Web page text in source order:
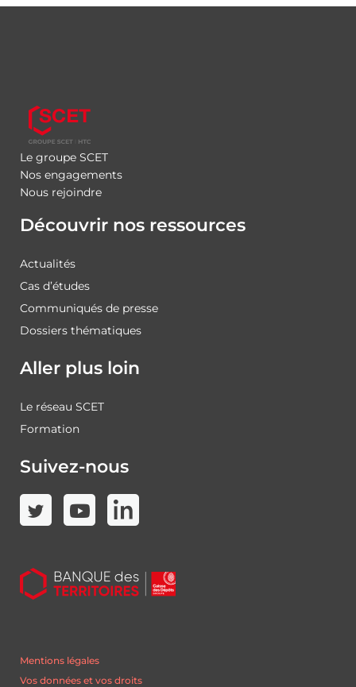
Le groupe SCET
Nos engagements
Nous rejoindre
Découvrir nos ressources
Actualités
Cas d’études
Communiqués de presse
Dossiers thématiques
Aller plus loin
Le réseau SCET
Formation
Suivez-nous
Mentions légales
Vos données et vos droits